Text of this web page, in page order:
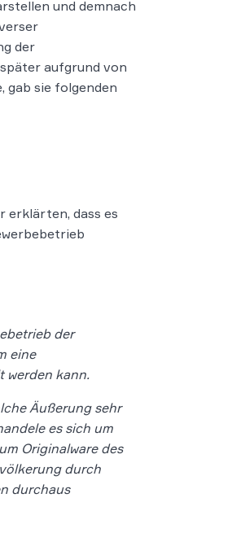
und demnach
der
aufgrund von
gab sie folgenden
erklärten, dass es
der
eine
werden kann.
Äußerung sehr
es sich um
Originalware des
durch
durchaus